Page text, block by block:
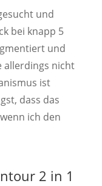
und
bei knapp 5
und
allerdings nicht
ist
dass das
ich den
2 in 1